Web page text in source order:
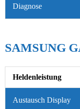
Diagnose
SAMSUNG
Heldenleistung
Austausch Display